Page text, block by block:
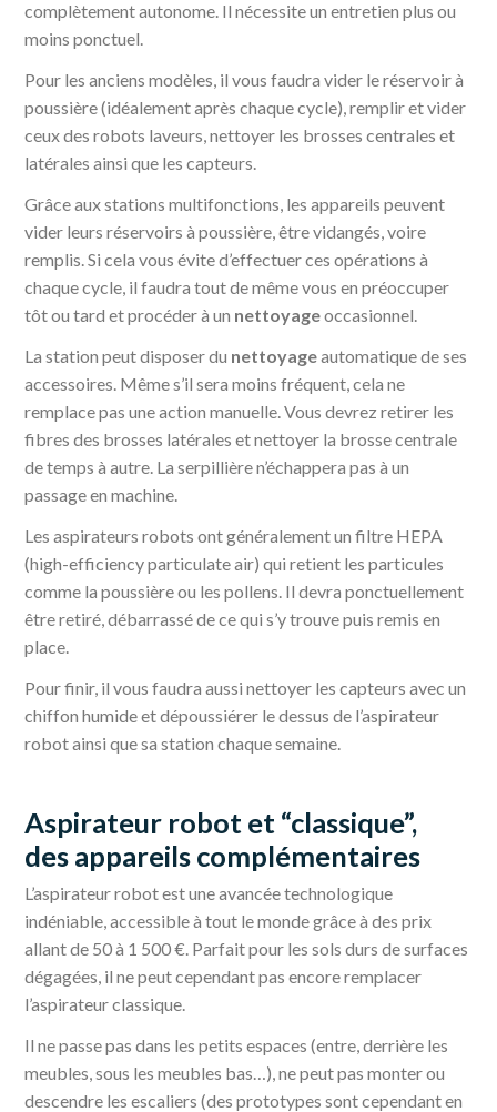
complètement autonome. Il nécessite un entretien plus ou
moins ponctuel.
Pour les anciens modèles, il vous faudra vider le réservoir à
poussière (idéalement après chaque cycle), remplir et vider
ceux des robots laveurs, nettoyer les brosses centrales et
latérales ainsi que les capteurs.
Grâce aux stations multifonctions, les appareils peuvent
vider leurs réservoirs à poussière, être vidangés, voire
remplis. Si cela vous évite d’effectuer ces opérations à
chaque cycle, il faudra tout de même vous en préoccuper
tôt ou tard et procéder à un nettoyageoccasionnel.
La station peut disposer du nettoyageautomatique de ses
accessoires. Même s’il sera moins fréquent, cela ne
remplace pas une action manuelle. Vous devrez retirer les
fibres des brosses latérales et nettoyer la brosse centrale
de temps à autre. La serpillière n’échappera pas à un
passage en machine.
Les aspirateurs robots ont généralement un filtre HEPA
(high-efficiency particulate air) qui retient les particules
comme la poussière ou les pollens. Il devra ponctuellement
être retiré, débarrassé de ce qui s’y trouve puis remis en
place.
Pour finir, il vous faudra aussi nettoyer les capteurs avec un
chiffon humide et dépoussiérer le dessus de l’aspirateur
robot ainsi que sa station chaque semaine.
Aspirateur robot et “classique”,
des appareils complémentaires
L’aspirateur robot est une avancée technologique
indéniable, accessible à tout le monde grâce à des prix
allant de 50 à 1 500 €. Parfait pour les sols durs de surfaces
dégagées, il ne peut cependant pas encore remplacer
l’aspirateur classique.
Il ne passe pas dans les petits espaces (entre, derrière les
meubles, sous les meubles bas…), ne peut pas monter ou
descendre les escaliers (des prototypes sont cependant en